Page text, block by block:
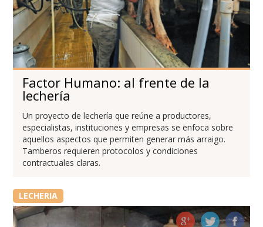
Factor Humano: al frente de la
lechería
Un proyecto de lechería que reúne a productores,
especialistas, instituciones y empresas se enfoca sobre
aquellos aspectos que permiten generar más arraigo.
Tamberos requieren protocolos y condiciones
contractuales claras.
LECHERIA